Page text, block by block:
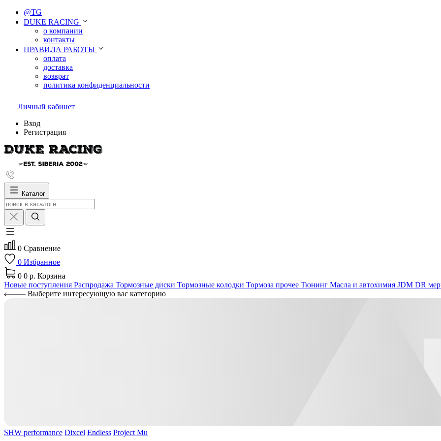
@TG
DUKE RACING
о компании
контакты
ПРАВИЛА РАБОТЫ
оплата
доставка
возврат
политика конфиденциальности
Личный кабинет
Вход
Регистрация
Каталог
0 Сравнение
0 Избранное
0 0 р. Корзина
Новые поступления Распродажа Тормозные диски Тормозные колодки Тормоза прочее Тюнинг Масла и автохимия JDM DR
Выберите интересующую вас категорию
SHW performance Dixcel Endless Project Mu